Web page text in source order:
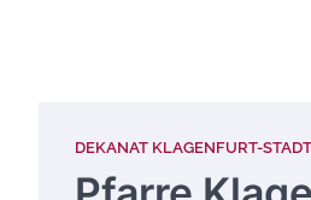
DEKANAT KLAGENFURT-STADT